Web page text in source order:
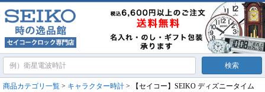
商品カテゴリ一覧 > キャラクター時計 > 【セイコー】SEIKO ディズニータイム